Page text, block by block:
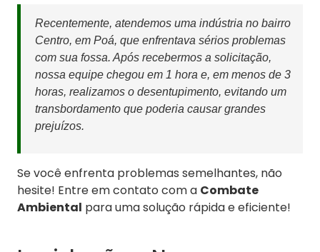
Recentemente, atendemos uma indústria no bairro
Centro, em Poá, que enfrentava sérios problemas
com sua fossa. Após recebermos a solicitação,
nossa equipe chegou em 1 hora e, em menos de 3
horas, realizamos o desentupimento, evitando um
transbordamento que poderia causar grandes
prejuízos.
Se você enfrenta problemas semelhantes, não
hesite! Entre em contato com a Combate
Ambiental para uma solução rápida e eficiente!